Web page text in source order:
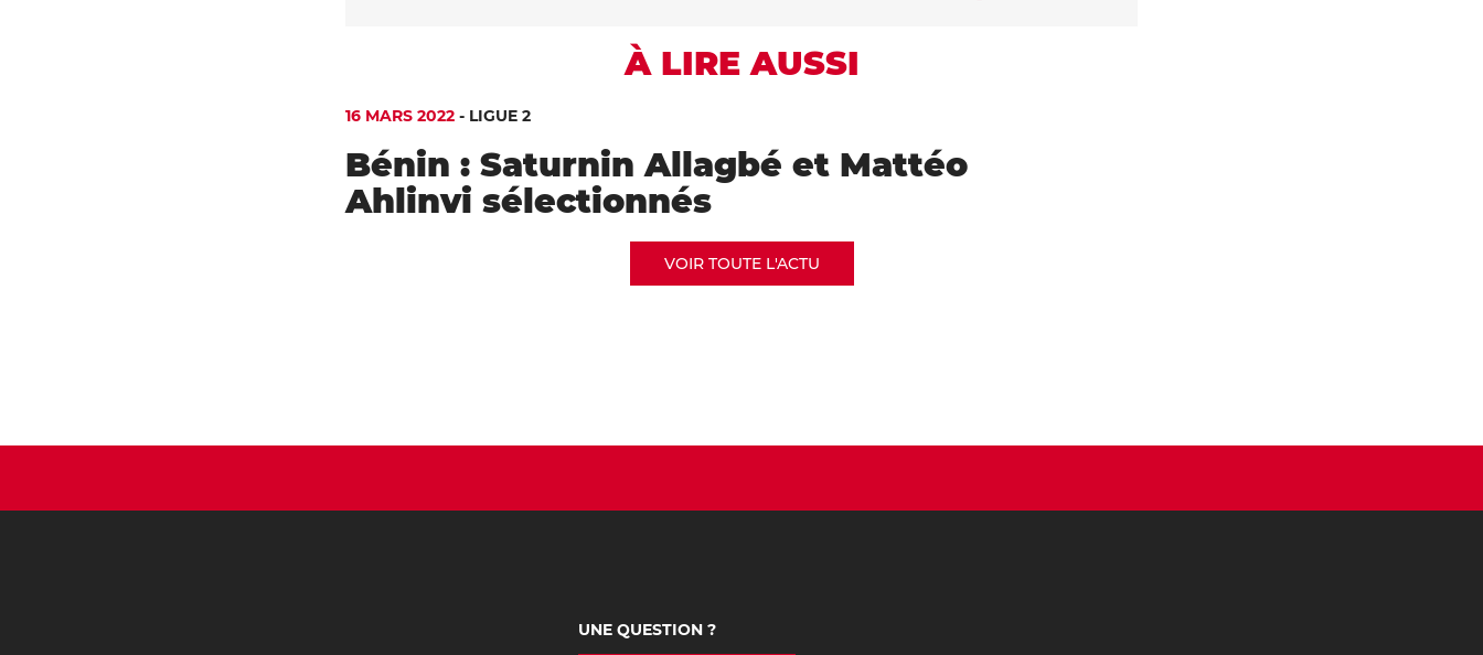
À LIRE AUSSI
16 MARS 2022 - LIGUE 2
Bénin : Saturnin Allagbé et Mattéo
Ahlinvi sélectionnés
VOIR TOUTE L'ACTU
UNE QUESTION ?